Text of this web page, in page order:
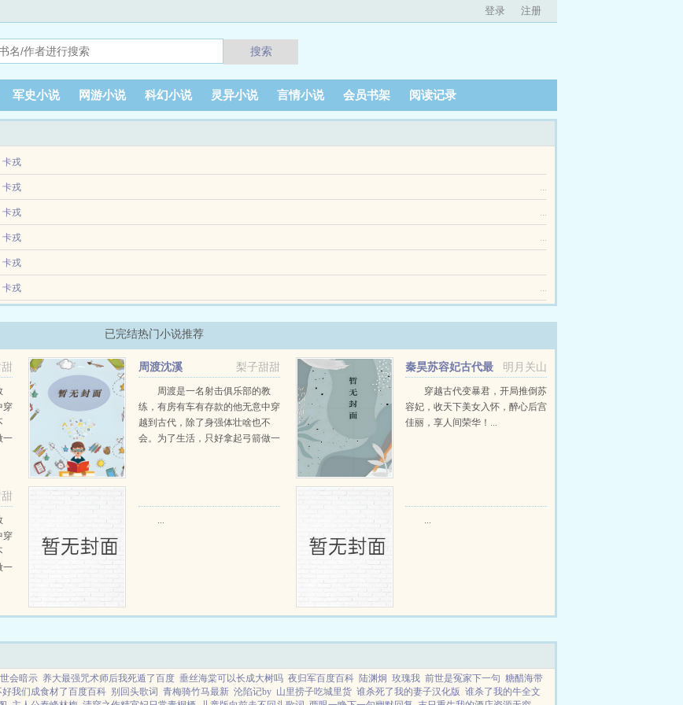
登录 注册
搜索
军史小说 网游小说 科幻小说 灵异小说 言情小说 会员书架 阅读记录
卡戎
里万人嫌团妻完（1V6伪万人嫌真万人迷）为队伍提供的性服务，只是达成目的的途径。世界二被巷子里的男人威胁后完（1V1
卡戎 ...
卡戎 ...
卡戎 ...
卡戎
卡戎 ...
已完结热门小说推荐
穿
一
...
梨子甜甜
周渡沈溪
周渡是一名射击俱乐部的教
练，有房有车有存款的他无意中穿
越到古代，除了身强体壮啥也不
会。为了生活，只好拿起弓箭做一
明月关山
秦昊苏容妃古代最
强昏君最新章节在线阅读
穿越古代变暴君，开局推倒苏
容妃，收天下美女入怀，醉心后宫
佳丽，享人间荣华！...
穿
一
周
... ...
会暗示 养大最强咒术师后我死遁了百度 垂丝海棠可以长成大树吗 夜归军百度百科 陆渊炯 玫瑰我 前世是冤家下一句 糖醋海带
好我们成食材了百度百科 别回头歌词 青梅骑竹马最新 沦陷记by 山里捞子吃城里货 谁杀死了我的妻子汉化版 谁杀了我的牛全文